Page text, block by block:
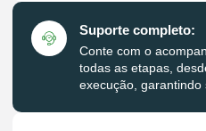
Suporte completo:
Conte com o
todas as etapas,
execução, garantindo